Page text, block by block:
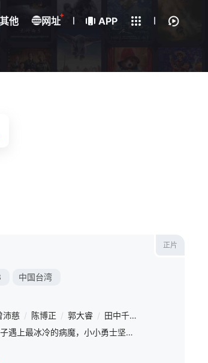
其他 网址
+
APP
下载客户端
赵子琪 / 温峥嵘 / 陶昕然 / 唐艺昕
正片
中国台湾
沛慈 / 陈博正 / 郭大睿 / 田中千绘
最温暖的孩子遇上最冰冷的病魔，小小勇士坚强迎战。六组性格、背景迥异的儿癌家庭和医护人员相遇在“816”病房，用乐观和爱对抗最残酷的现实，在笑与泪中互相治愈，收获最“BIG”的力量。